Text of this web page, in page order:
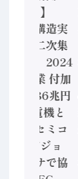
No.455】
「経済構造実
態調査二次集
計結果」2024
年製造業 付加
価値額86兆円
/ 三菱電機と
ソニーセミコ
ン AIビジョ
ンセンサで協